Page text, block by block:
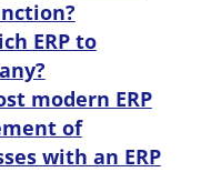
ERP to
modern ERP
of
with an ERP